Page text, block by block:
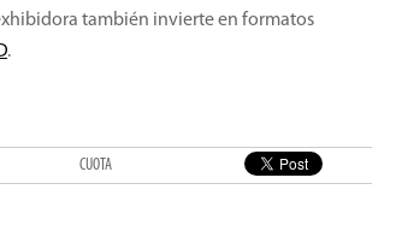
también invierte en formatos
.
CUOTA